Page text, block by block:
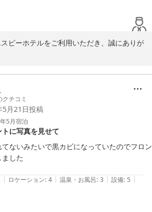
ビーホテルをご利用いただき、誠にありが
テルはJR博多駅(博多口)より徒歩約3分とア
動の拠点としてお役に立てたのであれば幸
整につきまして、貴重なご意見をありがと
いただけるよう、今後の施設運営の参考に
の際は、ぜひ当ホテルをご利用くださいま
スタッフ一同心よりお待ち申し上げます。
クチコミ
月21日投稿
5月宿泊
に写真を見せて
てないみたいで黒カビになっていたのでフロン
した
| ロケーション: 4 | 温泉・お風呂: 3 | 設備: 5 |